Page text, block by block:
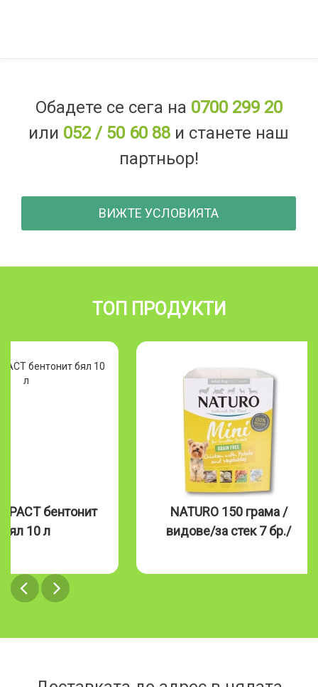
Обадете се сега на 0700 299 20
или 052 / 50 60 88 и станете наш
партньор!
ВИЖТЕ УСЛОВИЯТА
ТОП ПРОДУКТИ
бентонит
бял 10 л
NATURO 150 грама /
видове/за стек 7 бр./